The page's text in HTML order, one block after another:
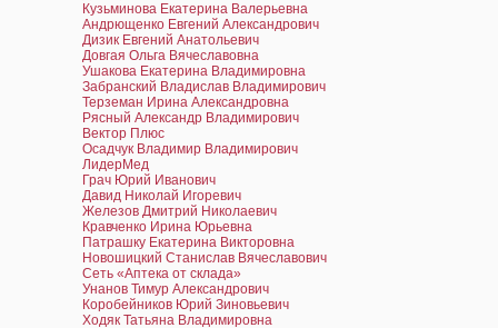
Кузьминова Екатерина Валерьевна
Андрющенко Евгений Александрович
Дизик Евгений Анатольевич
Довгая Ольга Вячеславовна
Ушакова Екатерина Владимировна
Забранский Владислав Владимирович
Терземан Ирина Александровна
Рясный Александр Владимирович
Вектор Плюс
Осадчук Владимир Владимирович
ЛидерМед
Грач Юрий Иванович
Давид Николай Игоревич
Железов Дмитрий Николаевич
Кравченко Ирина Юрьевна
Патрашку Екатерина Викторовна
Новошицкий Станислав Вячеславович
Сеть «Аптека от склада»
Унанов Тимур Александрович
Коробейников Юрий Зиновьевич
Ходяк Татьяна Владимировна